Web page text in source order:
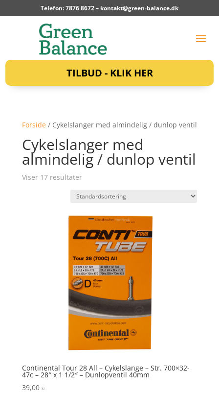
Telefon: 7876 8672 – kontakt@green-balance.dk
TILBUD - KLIK HER
Forside/ Cykelslanger med almindelig / dunlop ventil
Cykelslanger med
almindelig / dunlop ventil
Viser 17 resultater
Continental Tour 28 All – Cykelslange – Str. 700×32-
47c – 28″ x 1 1/2″ – Dunlopventil 40mm
39,00 kr.